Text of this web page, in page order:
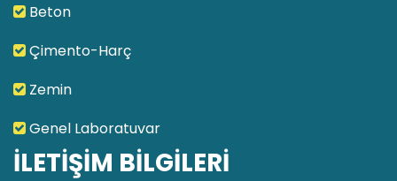
Beton
Çimento-Harç
Zemin
Genel Laboratuvar
İLETİŞİM BİLGİLERİ